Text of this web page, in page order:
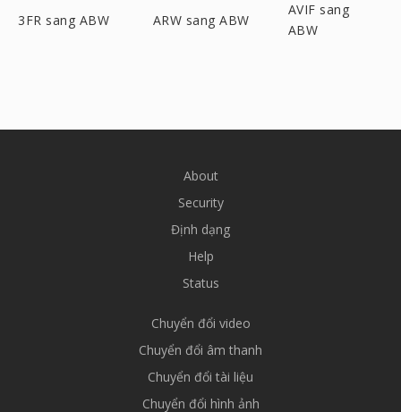
3FR sang ABW ARW sang ABW
AVIF sang
ABW
About
Security
Định dạng
Help
Status
Chuyển đổi video
Chuyển đổi âm thanh
Chuyển đổi tài liệu
Chuyển đổi hình ảnh